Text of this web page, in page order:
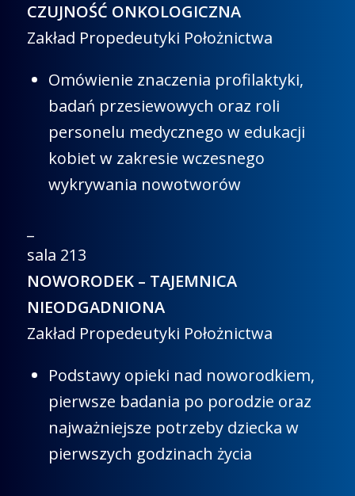
CZUJNOŚĆ ONKOLOGICZNA
Zakład Propedeutyki Położnictwa
Omówienie znaczenia profilaktyki,
badań przesiewowych oraz roli
personelu medycznego w edukacji
kobiet w zakresie wczesnego
wykrywania nowotworów
sala 213
NOWORODEK – TAJEMNICA
NIEODGADNIONA
Zakład Propedeutyki Położnictwa
Podstawy opieki nad noworodkiem,
pierwsze badania po porodzie oraz
najważniejsze potrzeby dziecka w
pierwszych godzinach życia